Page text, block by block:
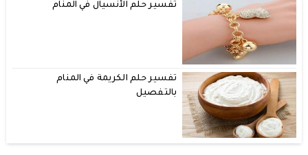
تفسير حلم الأنسيال في المنام
تفسير حلم الكريمة في المنام
بالتفصيل